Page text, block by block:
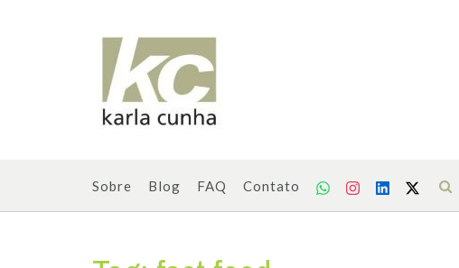
Sobre Blog FAQ Contato